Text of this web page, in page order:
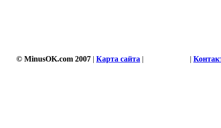
© MinusOK.com 2007 | Карта сайта | |